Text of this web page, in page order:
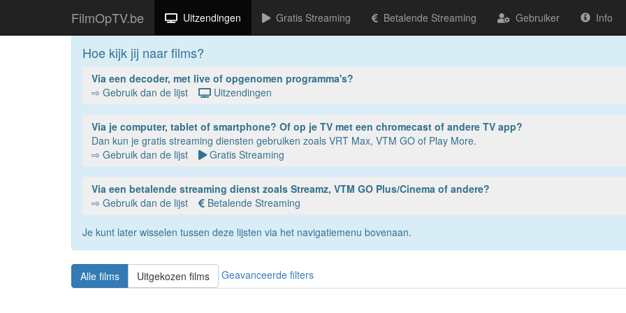
FilmOpTV.be Uitzendingen Gratis Streaming Betalende Streaming Gebruiker Info
Hoe kijk jij naar films?
Via een decoder, met live of opgenomen programma's?
⇨ Gebruik dan de lijst
Uitzendingen
Via je computer, tablet of smartphone? Of op je TV met een chromecast of andere TV app?
Dan kun je gratis streaming diensten gebruiken zoals VRT Max, VTM GO of Play More.
⇨ Gebruik dan de lijst
Gratis Streaming
Via een betalende streaming dienst zoals Streamz, VTM GO Plus/Cinema of andere?
⇨ Gebruik dan de lijst
Betalende Streaming
Je kunt later wisselen tussen deze lijsten via het navigatiemenu bovenaan.
Alle films Uitgekozen films Geavanceerde filters